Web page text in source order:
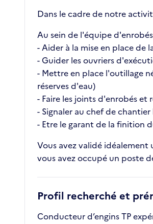
Dans le cadre de notre
Au sein de l'équipe
- Aider à la mise en place de
- Guider les ouvriers
- Mettre en place l'outillage
réserves d'eau)
- Faire les joints d'enrobés et
- Signaler au chef de
- Etre le garant de la finition
Vous avez validé
vous avez occupé un poste
Profil recherché et
Conducteur d’engins TP